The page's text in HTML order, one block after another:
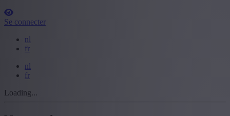
Se connecter
nl
fr
nl
fr
Loading...